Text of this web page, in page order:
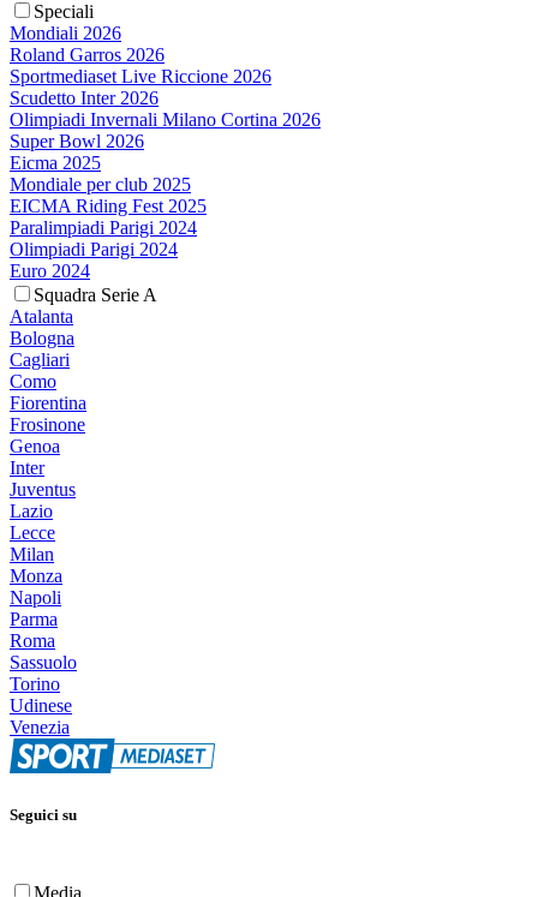
Speciali
Mondiali 2026
Roland Garros 2026
Sportmediaset Live Riccione 2026
Scudetto Inter 2026
Olimpiadi Invernali Milano Cortina 2026
Super Bowl 2026
Eicma 2025
Mondiale per club 2025
EICMA Riding Fest 2025
Paralimpiadi Parigi 2024
Olimpiadi Parigi 2024
Euro 2024
Squadra Serie A
Atalanta
Bologna
Cagliari
Como
Fiorentina
Frosinone
Genoa
Inter
Juventus
Lazio
Lecce
Milan
Monza
Napoli
Parma
Roma
Sassuolo
Torino
Udinese
Venezia
Seguici su
Media